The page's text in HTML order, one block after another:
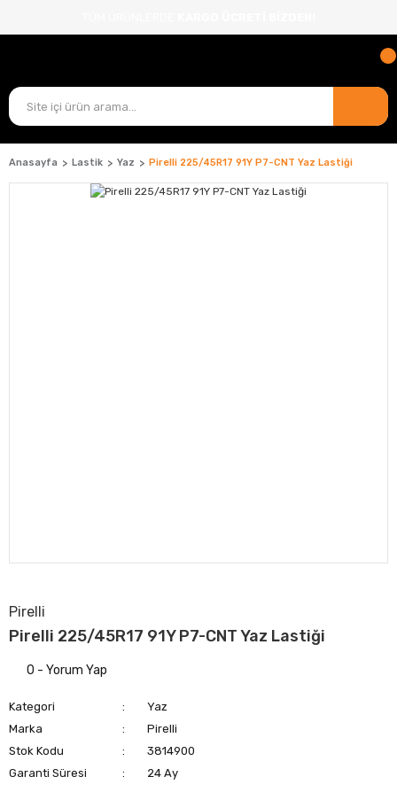
Anasayfa Lastik Yaz Pirelli 225/45R17 91Y P7-CNT Yaz Lastiği
Pirelli
Pirelli 225/45R17 91Y P7-CNT Yaz Lastiği
0 - Yorum Yap
Kategori
Yaz
Marka
Pirelli
Stok Kodu
3814900
Garanti Süresi
24 Ay